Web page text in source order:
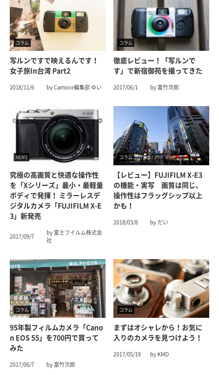
コラム
写ルンですで映えるんです！
女子旅in台湾 Part2
2018/11/6 by Camoor編集部 ゆい
コラム
徹底レビュー！「写ルンで
す」で新宿御苑を撮ってきた
2017/06/1 by 富竹次郎
NEWS
究極の高画質と快適な操作性
を「Xシリーズ」最小・最軽量
ボディで発揮！ ミラーレスデ
ジタルカメラ「FUJIFILM X-E
3」新発売
2017/09/7
by 富士フイルム株式会
社
コラム
【レビュー】FUJIFILM X-E3
の機能・実写 画質は同じ、
操作性はフラッグシップ以上
かも！
2018/03/8 by だい
コラム
95年製フィルムカメラ「Cano
N EOS 55」を700円で買って
みた
2017/06/7 by 富竹次郎
コラム
まずはオシャレから！お気に
入りのカメラを見つけよう！
2017/05/19 by KMD